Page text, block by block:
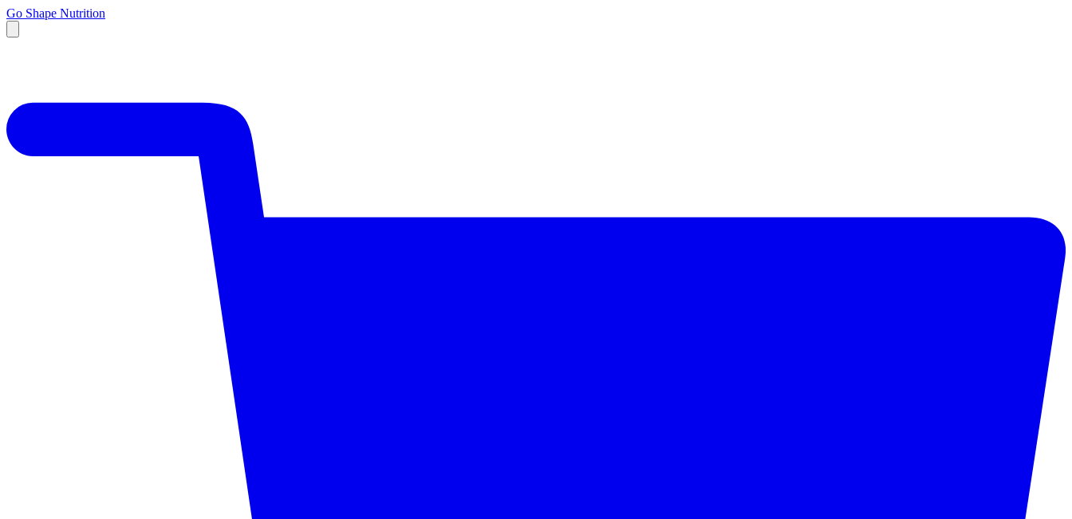
Go Shape Nutrition